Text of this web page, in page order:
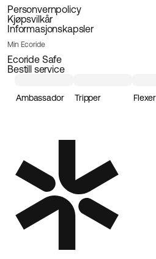
Personvernpolicy
Kjøpsvilkår
Informasjonskapsler
Min Ecoride
Ecoride Safe
Bestill service
Ambassador Tripper Flexer